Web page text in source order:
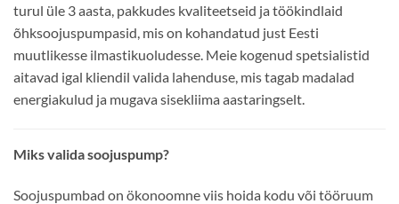
turul üle 3 aasta, pakkudes kvaliteetseid ja töökindlaid
õhksoojuspumpasid, mis on kohandatud just Eesti
muutlikesse ilmastikuoludesse. Meie kogenud spetsialistid
aitavad igal kliendil valida lahenduse, mis tagab madalad
energiakulud ja mugava sisekliima aastaringselt.
Miks valida soojuspump?
Soojuspumbad on ökonoomne viis hoida kodu või tööruum